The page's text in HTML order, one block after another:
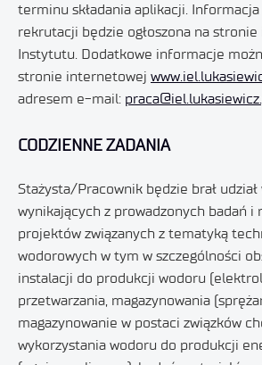
terminu składania aplikacji.
rekrutacji będzie ogłoszona na
Instytutu. Dodatkowe informacje
stronie internetowej
adresem e-mail:
CODZIENNE ZADANIA
Stażysta/Pracownik będzie brał
wynikających z prowadzonych badań i
projektów związanych z tematyką
wodorowych w tym w szczególności
instalacji do produkcji wodoru
przetwarzania, magazynowania
magazynowanie w postaci związków
wykorzystania wodoru do produkcji